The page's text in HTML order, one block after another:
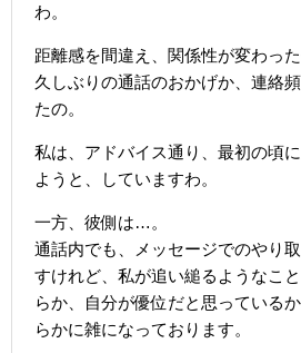
わ。
距離感を間違え、関係性が変わった
久しぶりの通話のおかげか、連絡
たの。
私は、アドバイス通り、最初の頃
ようと、していますわ。
一方、彼側は…。
通話内でも、メッセージでのやり
すけれど、私が追い縋るようなこ
らか、自分が優位だと思っている
らかに雑になっております。